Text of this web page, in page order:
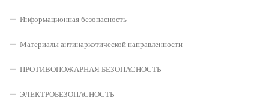
Информационная безопасность
Материалы антинаркотической направленности
ПРОТИВОПОЖАРНАЯ БЕЗОПАСНОСТЬ
ЭЛЕКТРОБЕЗОПАСНОСТЬ